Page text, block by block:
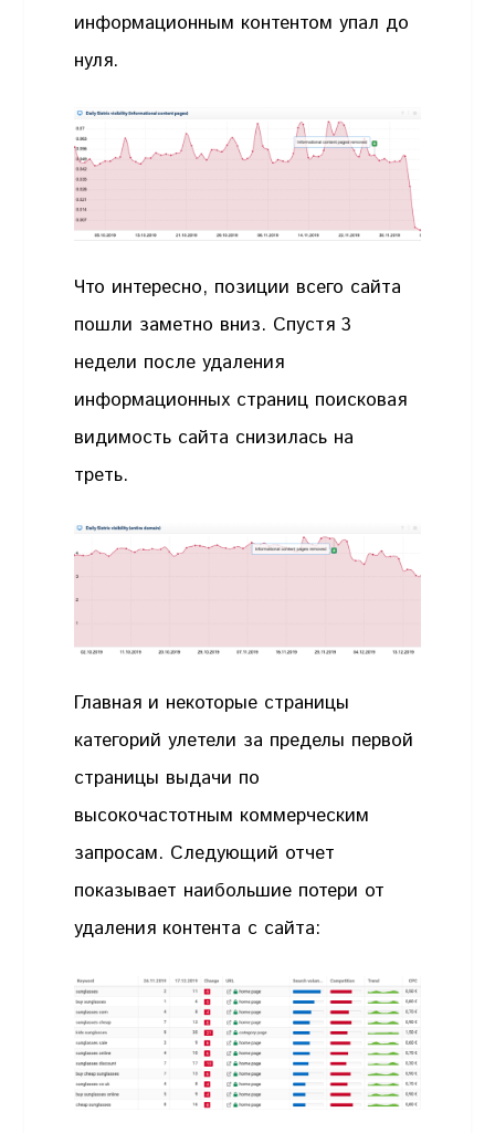
информационным контентом упал до
нуля.
Что интересно, позиции всего сайта
пошли заметно вниз. Спустя 3
недели после удаления
информационных страниц поисковая
видимость сайта снизилась на
треть.
Главная и некоторые страницы
категорий улетели за пределы первой
страницы выдачи по
высокочастотным коммерческим
запросам. Следующий отчет
показывает наибольшие потери от
удаления контента с сайта: